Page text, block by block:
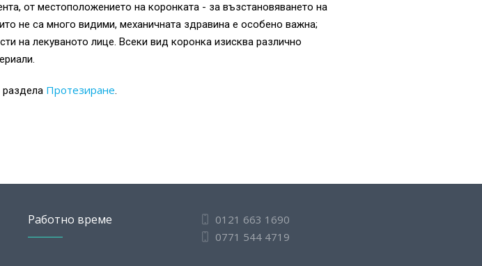
от местоположението на коронката - за възстановяването на
не са много видими, механичната здравина е особено важна;
на лекуваното лице. Всеки вид коронка изисква различно
раздела Протезиране.
Работно време
0121 663 1690
0771 544 4719